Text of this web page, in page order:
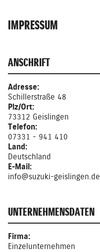
IMPRESSUM
ANSCHRIFT
Adresse:
Schillerstraße 48
Plz/Ort:
73312 Geislingen
Telefon:
07331 - 941 410
Land:
Deutschland
E-Mail:
info@suzuki-geislingen.de
UNTERNEHMENSDATEN
Firma:
Einzelunternehmen